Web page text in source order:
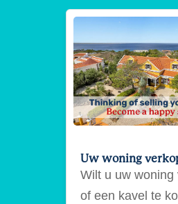
Uw woning
Wilt u uw woning
of een kavel te